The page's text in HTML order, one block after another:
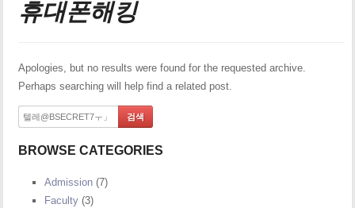
휴대폰해킹
Apologies, but no results were found for the requested archive.
Perhaps searching will help find a related post.
BROWSE CATEGORIES
Admission (7)
Faculty (3)